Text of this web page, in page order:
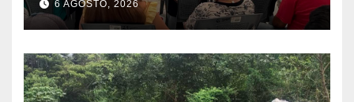
6 AGOSTO, 2026